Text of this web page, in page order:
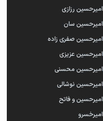
امیرحسین رزازی
امیرحسین سان
امیرحسین صفری زاده
امیرحسین عزیزی
امیرحسین محسنی
امیرحسین نوشالی
امیرحسین و فاتح
امیرخسرو